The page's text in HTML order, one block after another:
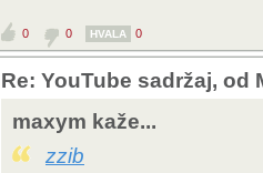
0 0 HVALA 0
Re: YouTube sadržaj, od
maxym kaže...
zzib